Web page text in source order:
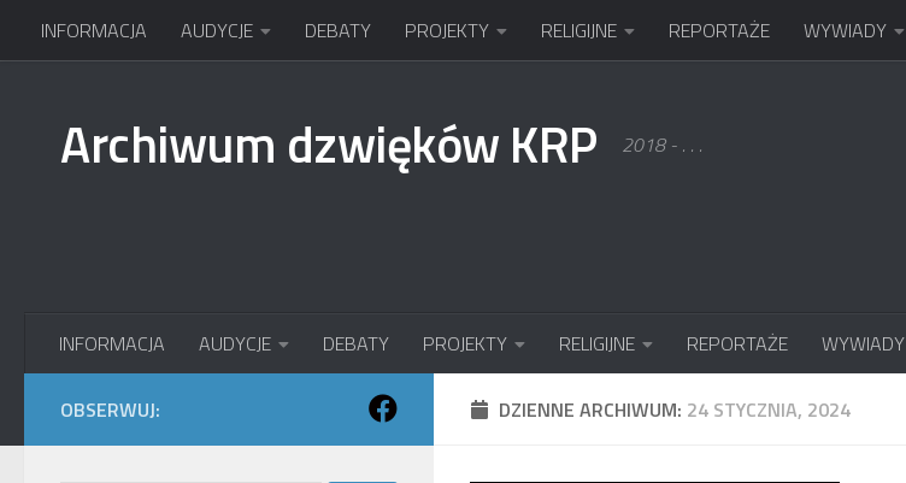
Przejdź do treści
INFORMACJA AUDYCJE DEBATY PROJEKTY RELIGIJNE REPORTAŻE WYWIADY
Archiwum dzwięków KRP 2018 - . . .
INFORMACJA AUDYCJE DEBATY PROJEKTY RELIGIJNE REPORTAŻE WYWIADY
DZIENNE ARCHIWUM: 24 STYCZNIA, 2024
OBSERWUJ: